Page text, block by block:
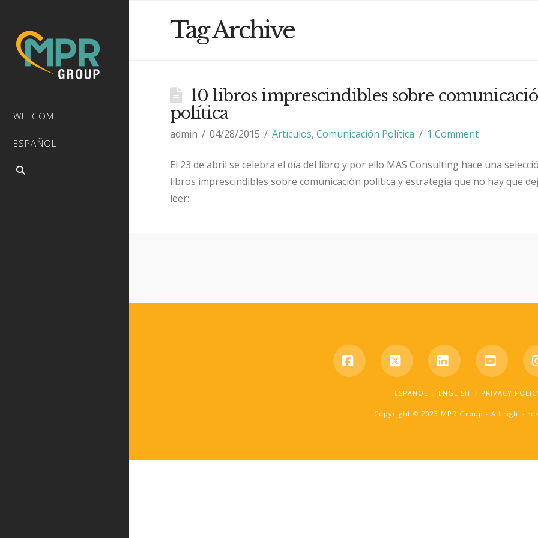
WELCOME
ESPAÑOL
Tag Archive
10 libros imprescindibles sobre
política
admin 04/28/2015 Artículos,Comunicación Política 1 Comment
El 23 de abril se celebra el día del libro y por ello MAS Consulting hace una
libros imprescindibles sobre comunicación política y estrategia que no hay que
leer:
Facebook
X LinkedIn
ESPAÑOL ENGLISH PRIVACY
Copyright © 2023 MPR Group - All rights